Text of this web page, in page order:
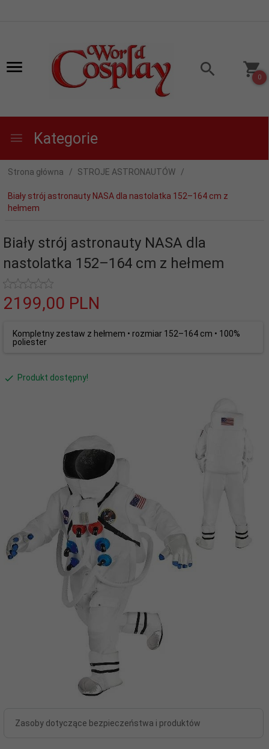
0
Kategorie
Strona główna STROJE ASTRONAUTÓW
Biały strój astronauty NASA dla nastolatka 152–164 cm z
hełmem
Biały strój astronauty NASA dla
nastolatka 152–164 cm z hełmem
2199,00 PLN
Kompletny zestaw z hełmem • rozmiar 152–164 cm • 100%
poliester
Produkt dostępny!
Zasoby dotyczące bezpieczeństwa i produktów